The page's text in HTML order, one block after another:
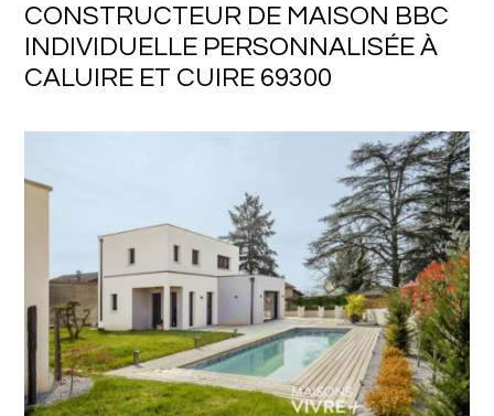
CONSTRUCTEUR DE MAISON BBC
INDIVIDUELLE PERSONNALISÉE À
CALUIRE ET CUIRE 69300